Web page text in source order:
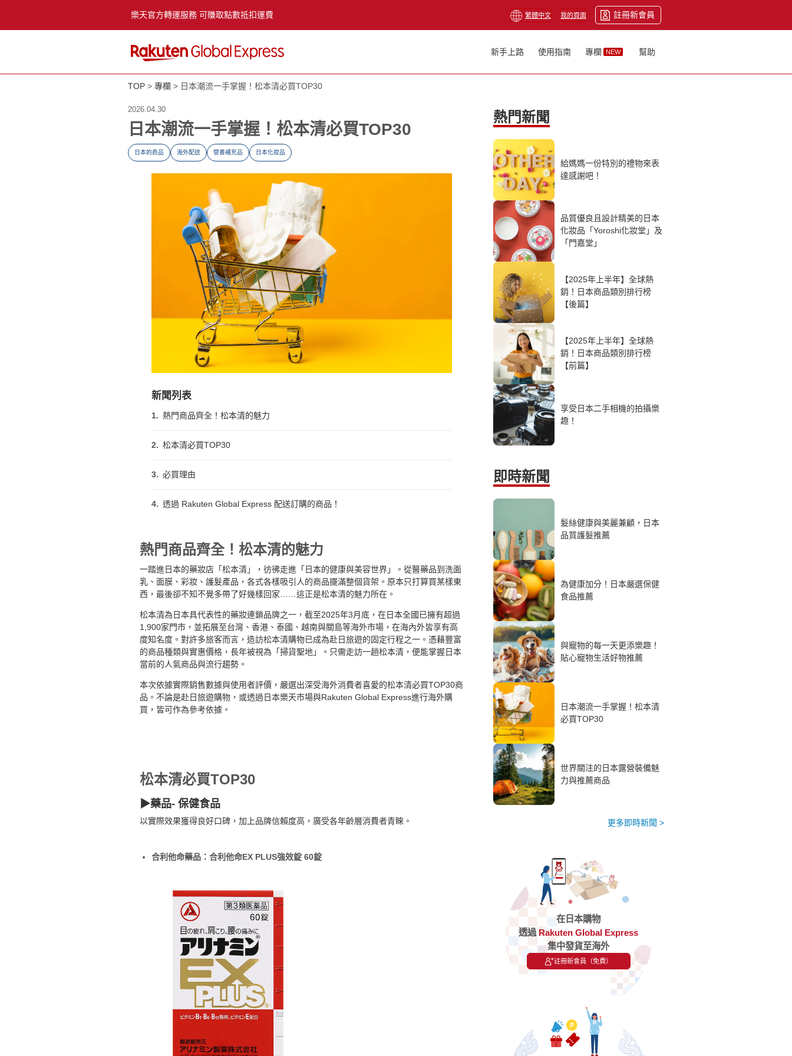
樂天官方轉運服務 可賺取點數抵扣運費 繁體中文 我的頁面 註冊新會員
新手上路 使用指南 專欄 NEW 幫助
TOP 專欄 日本潮流一手掌握！松本清必買TOP30
2026.04.30
日本潮流一手掌握！松本清必買TOP30
日本的商品 海外配送 營養補充品 日本化妝品
新聞列表
1. 熱門商品齊全！松本清的魅力
2. 松本清必買TOP30
3. 必買理由
4. 透過 Rakuten Global Express 配送訂購的商品！
熱門商品齊全！松本清的魅力
一踏進日本的藥妝店「松本清」，彷彿走進「日本的健康與美容世界」。從醫藥品到洗面
乳、面膜、彩妝、護髮產品，各式各樣吸引人的商品擺滿整個貨架。原本只打算買某樣東
西，最後卻不知不覺多帶了好幾樣回家……這正是松本清的魅力所在。
松本清為日本具代表性的藥妝連鎖品牌之一，截至2025年3月底，在日本全國已擁有超過
1,900家門市，並拓展至台灣、香港、泰國、越南與關島等海外市場，在海內外皆享有高
度知名度。對許多旅客而言，造訪松本清購物已成為赴日旅遊的固定行程之一。憑藉豐富
的商品種類與實惠價格，長年被視為「掃貨聖地」。只需走訪一趟松本清，便能掌握日本
當前的人氣商品與流行趨勢。
本次依據實際銷售數據與使用者評價，嚴選出深受海外消費者喜愛的松本清必買TOP30商
品。不論是赴日旅遊購物，或透過日本樂天市場與Rakuten Global Express進行海外購
買，皆可作為參考依據。
松本清必買TOP30
▶︎藥品- 保健食品
以實際效果獲得良好口碑，加上品牌信賴度高，廣受各年齡層消費者青睞。
合利他命藥品：合利他命EX PLUS強效錠 60錠
熱門新聞
給媽媽一份特別的禮物來表
達感謝吧！
品質優良且設計精美的日本
化妝品「Yoroshi化妝堂」及
「門嘉堂」
【2025年上半年】全球熱
銷！日本商品類別排行榜
【後篇】
【2025年上半年】全球熱
銷！日本商品類別排行榜
【前篇】
享受日本二手相機的拍攝樂
趣！
即時新聞
髮絲健康與美麗兼顧，日本
品質護髮推薦
為健康加分！日本嚴選保健
食品推薦
與寵物的每一天更添樂趣！
貼心寵物生活好物推薦
日本潮流一手掌握！松本清
必買TOP30
世界關注的日本露營裝備魅
力與推薦商品
更多即時新聞 >
在日本購物
透過 Rakuten Global Express
集中發貨至海外
註冊新會員（免費）